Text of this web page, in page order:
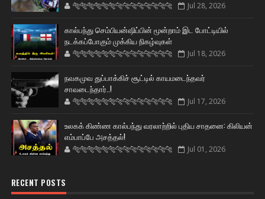
🐅🐅🐅🐅🐅🐅🐆🐆🐆🐆🐆🐆🐆🐆 Jul 28, 2026
கால்பந்து செம்பியன்ஷிப்பின் மூன்றாம் இட போட்டியில்
நடக்கப்போகும் முக்கிய நிகழ்வுகள்
🐅🐅🐅🐅🐅🐅🐆🐆🐆🐆🐆🐆🐆🐆 Jul 18, 2026
நவகமுவ துப்பாக்கிச் சூட்டில் காயமடைந்தவர்
சாவடைந்தார்..!
🐅🐅🐅🐅🐅🐅🐆🐆🐆🐆🐆🐆🐆🐆 Jul 17, 2026
உலகக் கிண்ண கால்பந்து வரலாற்றில் புதிய சாதனை: கிலியன்
எம்பாப்பே அசத்தல்!
🐅🐅🐅🐅🐅🐅🐆🐆🐆🐆🐆🐆🐆🐆 Jul 01, 2026
RECENT POSTS